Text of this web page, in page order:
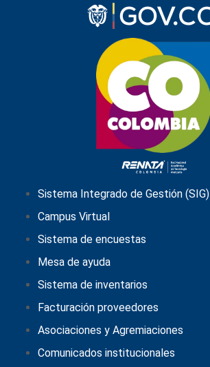
Sistema Integrado de Gestión (SIG)
Campus Virtual
Sistema de encuestas
Mesa de ayuda
Sistema de inventarios
Facturación proveedores
Asociaciones y Agremiaciones
Comunicados institucionales